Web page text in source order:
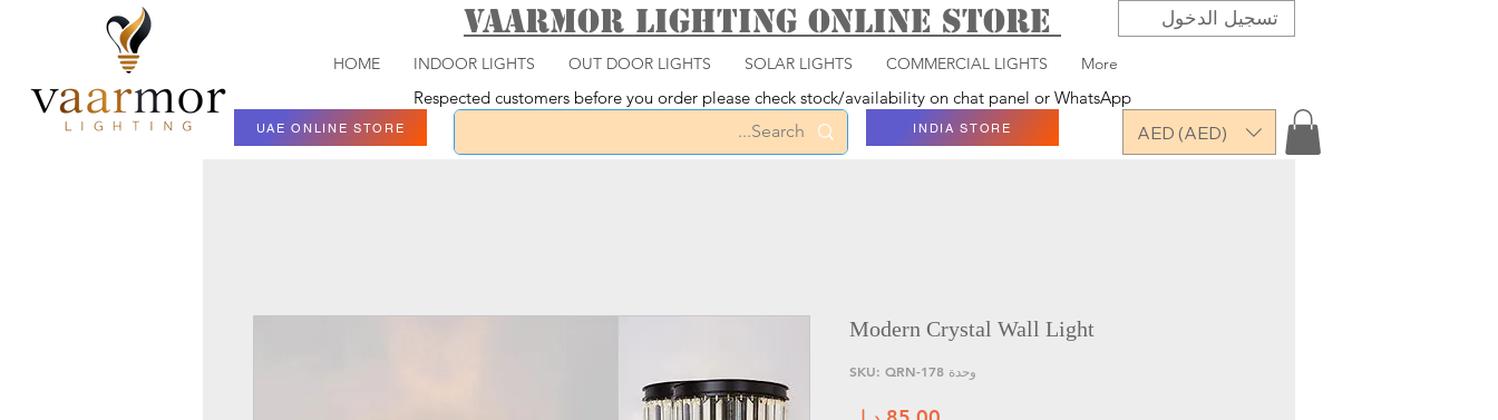
Vaarmor Lighting ONLINE STORE
HOME INDOOR LIGHTS OUT DOOR LIGHTS SOLAR LIGHTS COMMERCIAL LIGHTS More
تسجيل الدخول
Respected customers before you order please check stock/availability on chat panel or WhatsApp
UAE ONLINE STORE INDIA STORE AED (AED)
Modern Crystal Wall Light
وحدة SKU: QRN-178